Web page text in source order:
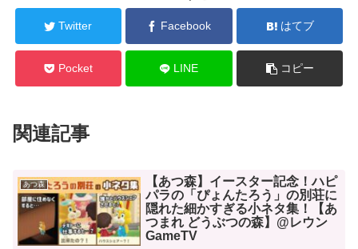
Twitter Facebook はてブ
Pocket LINE コピー
関連記事
あつ森
【あつ森】イースター記念！ハピ
パラの「ぴょんたろう」の別荘に
隠れた細かすぎる小ネタ集！【あ
つまれ どうぶつの森】@レウン
GameTV